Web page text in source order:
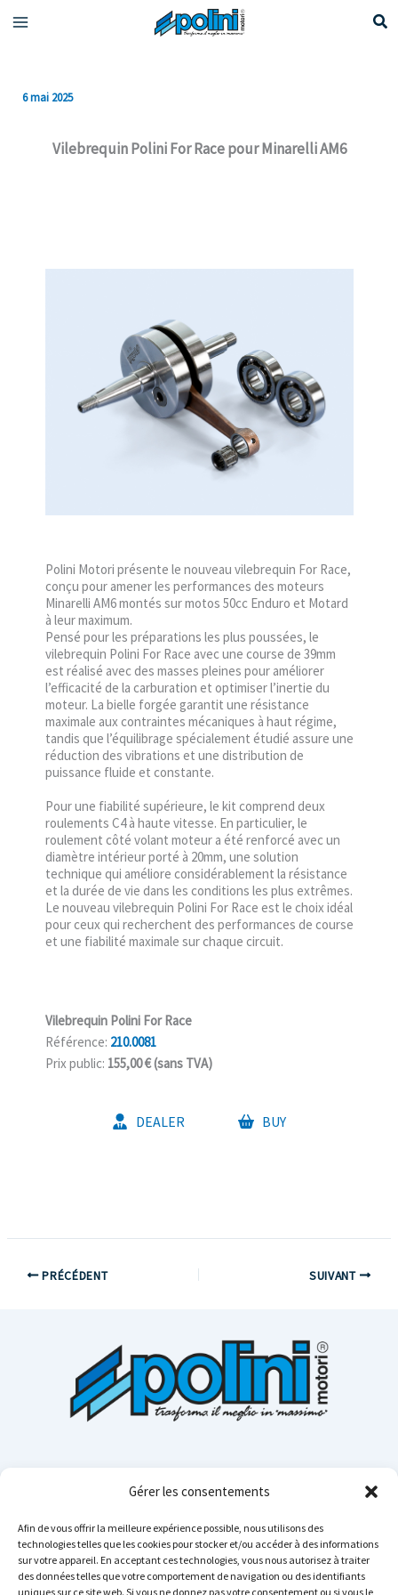
Gérer les consentements
Afin de vous offrir la meilleure expérience possible, nous utilisons des
technologies telles que les cookies pour stocker et/ou accéder à des informations
sur votre appareil. En acceptant ces technologies, vous nous autorisez à traiter
des données telles que votre comportement de navigation ou des identifiants
uniques sur ce site web. Si vous ne donnez pas votre consentement ou si vous le
6 mai 2025
Vilebrequin Polini For Race pour Minarelli AM6
Polini Motori présente le nouveau vilebrequin For Race,
conçu pour amener les performances des moteurs
Minarelli AM6 montés sur motos 50cc Enduro et Motard
à leur maximum.
Pensé pour les préparations les plus poussées, le
vilebrequin Polini For Race avec une course de 39mm
est réalisé avec des masses pleines pour améliorer
l’efficacité de la carburation et optimiser l’inertie du
moteur. La bielle forgée garantit une résistance
maximale aux contraintes mécaniques à haut régime,
tandis que l’équilibrage spécialement étudié assure une
réduction des vibrations et une distribution de
puissance fluide et constante.
Pour une fiabilité supérieure, le kit comprend deux
roulements C4 à haute vitesse. En particulier, le
roulement côté volant moteur a été renforcé avec un
diamètre intérieur porté à 20mm, une solution
technique qui améliore considérablement la résistance
et la durée de vie dans les conditions les plus extrêmes.
Le nouveau vilebrequin Polini For Race est le choix idéal
pour ceux qui recherchent des performances de course
et une fiabilité maximale sur chaque circuit.
Vilebrequin Polini For Race
Référence: 210.0081
Prix public: 155,00 € (sans TVA)
DEALER BUY
PRÉCÉDENT SUIVANT
Cerca